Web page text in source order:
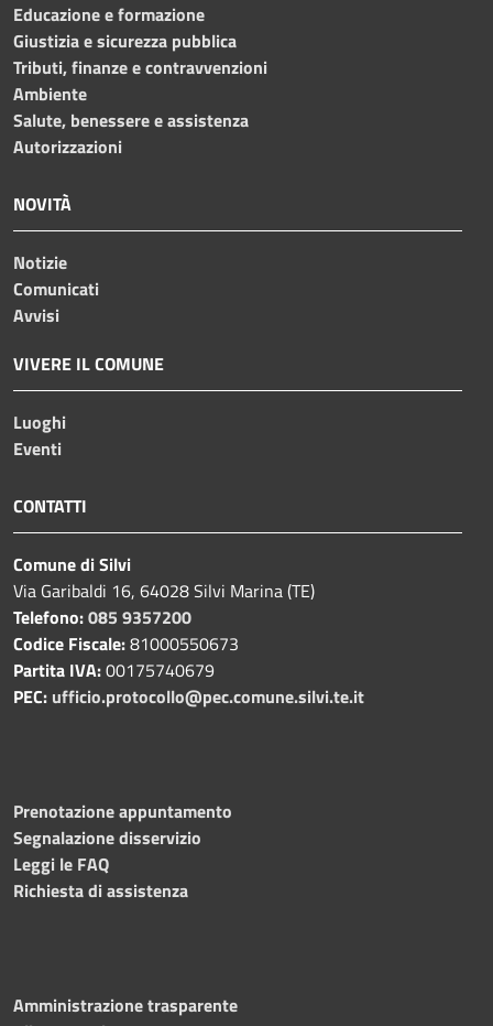
Educazione e formazione
Giustizia e sicurezza pubblica
Tributi, finanze e contravvenzioni
Ambiente
Salute, benessere e assistenza
Autorizzazioni
NOVITÀ
Notizie
Comunicati
Avvisi
VIVERE IL COMUNE
Luoghi
Eventi
CONTATTI
Comune di Silvi
Via Garibaldi 16, 64028 Silvi Marina (TE)
Telefono:085 9357200
Codice Fiscale:81000550673
Partita IVA:00175740679
PEC: ufficio.protocollo@pec.comune.silvi.te.it
Prenotazione appuntamento
Segnalazione disservizio
Leggi le FAQ
Richiesta di assistenza
Amministrazione trasparente